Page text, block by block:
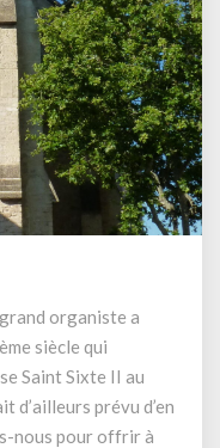
organiste a
siècle qui
Saint Sixte II au
d’ailleurs prévu d’en
nous pour offrir à